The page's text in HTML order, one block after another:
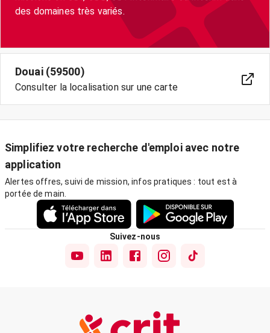
des domaines très variés.
Douai (59500)
Consulter la localisation sur une carte
Simplifiez votre recherche d'emploi avec notre
application
Alertes offres, suivi de mission, infos pratiques : tout est à
portée de main.
Suivez-nous